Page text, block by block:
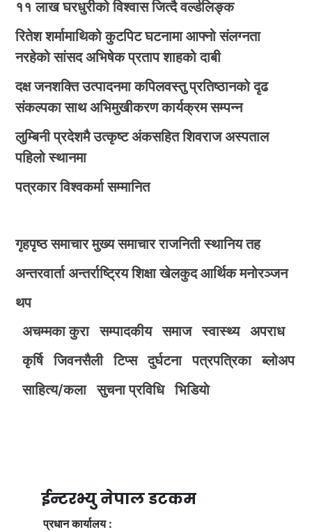
११ लाख घरधुरीको विश्वास जित्दै वर्ल्डलिङ्क
रितेश शर्मामाथिको कुटपिट घटनामा आफ्नो संलग्नता
नरहेको सांसद अभिषेक प्रताप शाहको दाबी
दक्ष जनशक्ति उत्पादनमा कपिलवस्तु प्रतिष्ठानको दृढ
संकल्पका साथ अभिमुखीकरण कार्यक्रम सम्पन्न
लुम्बिनी प्रदेशमै उत्कृष्ट अंकसहित शिवराज अस्पताल
पहिलो स्थानमा
पत्रकार विश्वकर्मा सम्मानित
गृहपृष्ठ समाचार मुख्य समाचार राजनिती स्थानिय तह
अन्तरवार्ता अन्तर्राष्ट्रिय शिक्षा खेलकुद आर्थिक मनोरञ्जन
थप
अचम्मका कुरा
सम्पादकीय समाज स्वास्थ्य
अपराध
कृर्षि
जिवनसैली टिप्स दुर्घटना पत्रपत्रिका
ब्लोअप
साहित्य/कला
सुचना प्रविधि भिडियाे
ईन्टरभ्यु नेपाल डटकम
प्रधान कार्यालय :